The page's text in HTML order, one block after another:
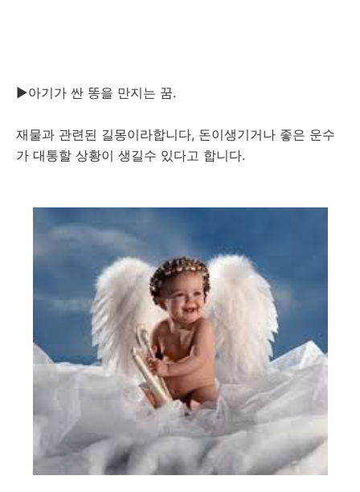
▶아기가 싼 똥을 만지는 꿈.
재물과 관련된 길몽이라합니다, 돈이생기거나 좋은 운수
가 대통할 상황이 생길수 있다고 합니다.